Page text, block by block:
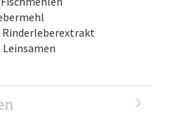
Rinderleberextrakt
Leinsamen